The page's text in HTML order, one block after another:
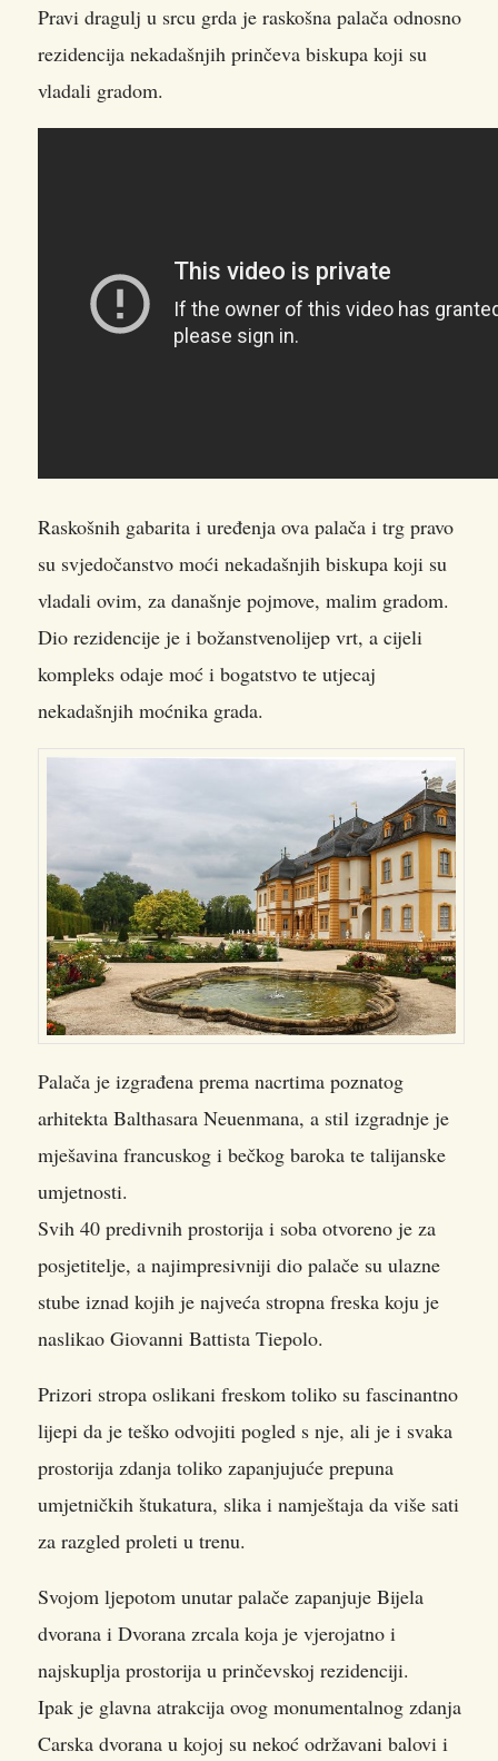
Pravi dragulj u srcu grda je raskošna palača odnosno
rezidencija nekadašnjih prinčeva biskupa koji su
vladali gradom.
Raskošnih gabarita i uređenja ova palača i trg pravo
su svjedočanstvo moći nekadašnjih biskupa koji su
vladali ovim, za današnje pojmove, malim gradom.
Dio rezidencije je i božanstvenolijep vrt, a cijeli
kompleks odaje moć i bogatstvo te utjecaj
nekadašnjih moćnika grada.
Palača je izgrađena prema nacrtima poznatog
arhitekta Balthasara Neuenmana, a stil izgradnje je
mješavina francuskog i bečkog baroka te talijanske
umjetnosti.
Svih 40 predivnih prostorija i soba otvoreno je za
posjetitelje, a najimpresivniji dio palače su ulazne
stube iznad kojih je najveća stropna freska koju je
naslikao Giovanni Battista Tiepolo.
Prizori stropa oslikani freskom toliko su fascinantno
lijepi da je teško odvojiti pogled s nje, ali je i svaka
prostorija zdanja toliko zapanjujuće prepuna
umjetničkih štukatura, slika i namještaja da više sati
za razgled proleti u trenu.
Svojom ljepotom unutar palače zapanjuje Bijela
dvorana i Dvorana zrcala koja je vjerojatno i
najskuplja prostorija u prinčevskoj rezidenciji.
Ipak je glavna atrakcija ovog monumentalnog zdanja
Carska dvorana u kojoj su nekoć održavani balovi i